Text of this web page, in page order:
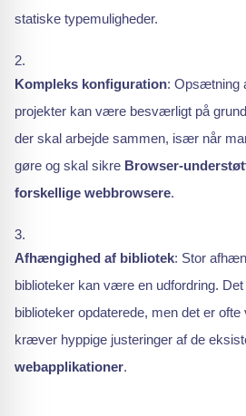
statiske typemuligheder.
Kompleks konfiguration: Opsætning
projekter kan være besværligt på
der skal arbejde sammen, især når
gøre og skal sikre Browser-
forskellige webbrowsere.
Afhængighed af bibliotek: Stor
biblioteker kan være en udfordring.
biblioteker opdaterede, men det er
kræver hyppige justeringer af de
webapplikationer.